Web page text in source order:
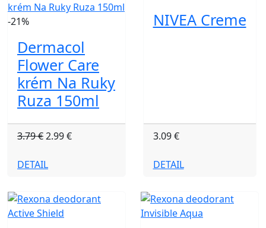
-21%
Dermacol
Flower Care
krém Na Ruky
Ruza 150ml
3.79 €2.99 €
DETAIL
NIVEA Creme
3.09 €
DETAIL